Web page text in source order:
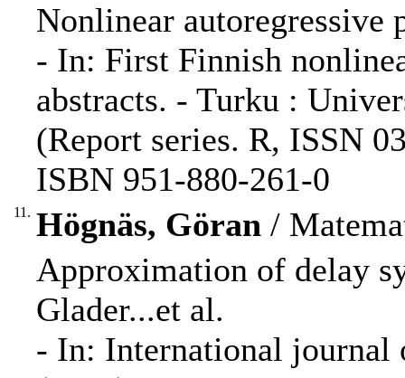
Nonlinear autoregressive
- In: First Finnish
abstracts. - Turku :
(Report series. R, ISSN
ISBN 951-880-261-0
11. Högnäs, Göran /
Approximation of delay
Glader...et al.
- In: International journal